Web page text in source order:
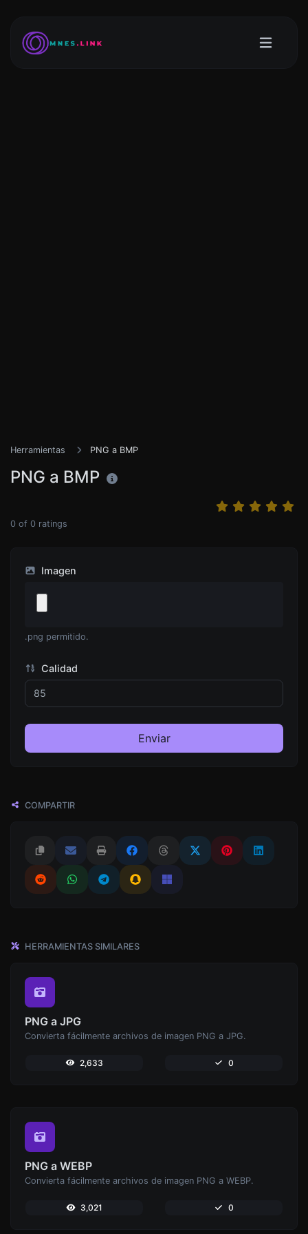
Herramientas PNG a BMP
PNG a BMP
0 of 0 ratings
Imagen
.png permitido.
Calidad
Enviar
COMPARTIR
HERRAMIENTAS SIMILARES
PNG a JPG
Convierta fácilmente archivos de imagen PNG a JPG.
2,633 0
PNG a WEBP
Convierta fácilmente archivos de imagen PNG a WEBP.
3,021 0